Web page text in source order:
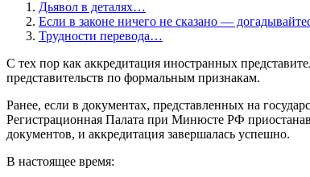
Дьявол в деталях…
Если в законе ничего не сказано —
Трудности перевода…
C тех пор как аккредитация иностранных
представительств по формальным признакам.
Ранее, если в документах, представленных на
Регистрационная Палата при Минюсте РФ
документов, и аккредитация завершалась успешно.
В настоящее время: